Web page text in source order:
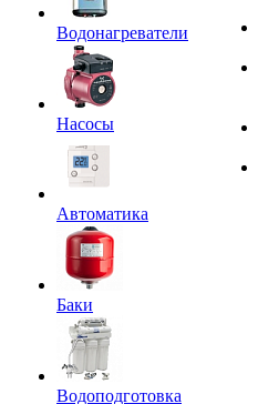
Водонагреватели
Насосы
Автоматика
Баки
Водоподготовка